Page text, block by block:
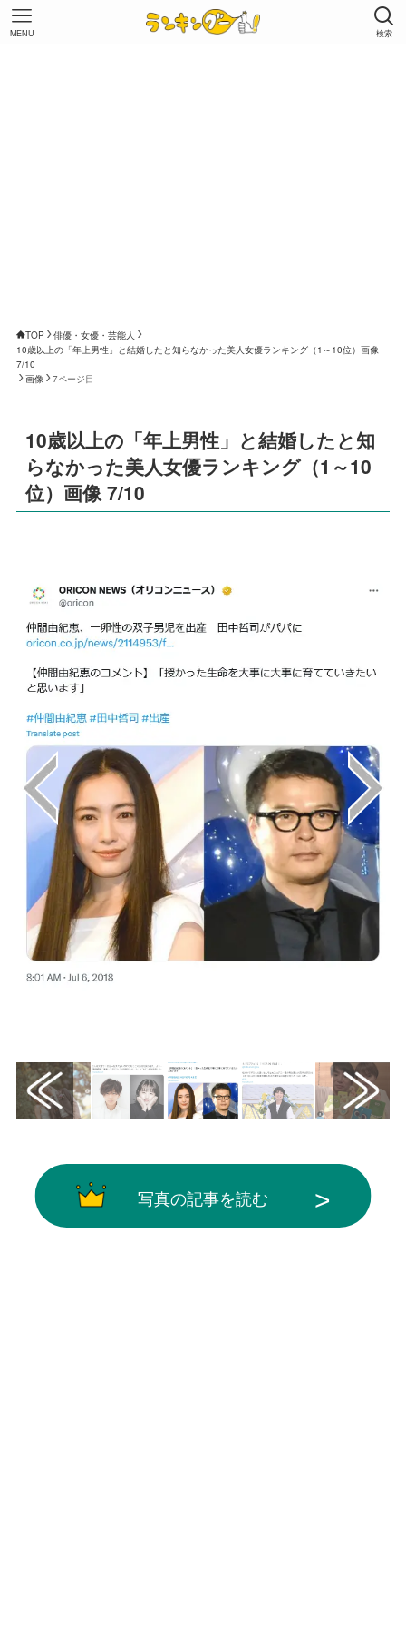
検索
MENU
TOP
俳優・女優・芸能人
10歳以上の「年上男性」と結婚したと知らなかった美人女優ランキング（1～10位）画像
7/10
画像
7ページ目
10歳以上の「年上男性」と結婚したと知
らなかった美人女優ランキング（1～10
位）画像 7/10
写真の記事を読む